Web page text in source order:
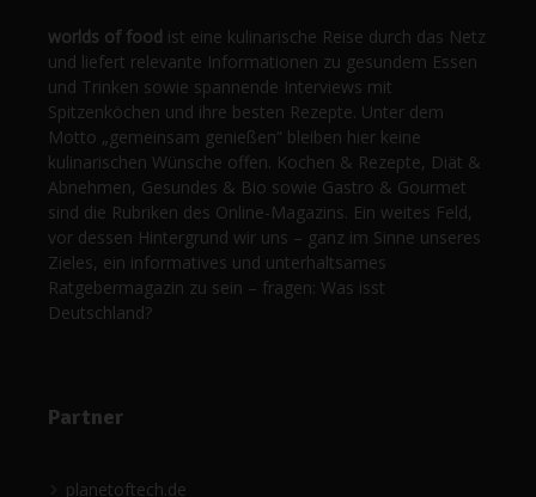
worlds of food ist eine kulinarische Reise durch das Netz
und liefert relevante Informationen zu gesundem Essen
und Trinken sowie spannende Interviews mit
Spitzenköchen und ihre besten Rezepte. Unter dem
Motto „gemeinsam genießen“ bleiben hier keine
kulinarischen Wünsche offen. Kochen & Rezepte, Diät &
Abnehmen, Gesundes & Bio sowie Gastro & Gourmet
sind die Rubriken des Online-Magazins. Ein weites Feld,
vor dessen Hintergrund wir uns – ganz im Sinne unseres
Zieles, ein informatives und unterhaltsames
Ratgebermagazin zu sein – fragen: Was isst
Deutschland?
Partner
planetoftech.de